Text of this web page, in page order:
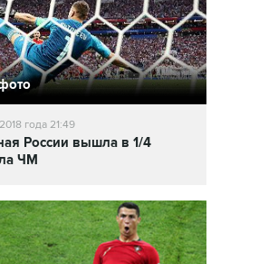
года 21:49
России вышла в 1/4
ЧМ